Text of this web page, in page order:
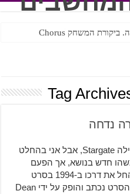
Tag
לא יודע כמה מכם מכירים את המילה Stargate, אבל אני בהחלט
חדש בנושא, אך הפעם
החדשות קצת עצובות. Stargate החל את דרכו ב-1994 בסרט
מאת הבמאי Roland Emmerich, הסרט נכתב והופק על ידי Dean